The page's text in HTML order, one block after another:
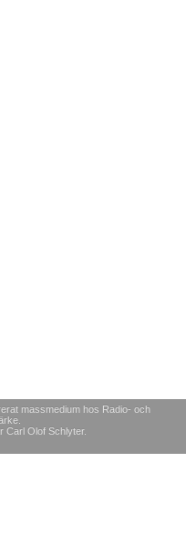
massmedium hos Radio- och
Carl Olof Schlyter.